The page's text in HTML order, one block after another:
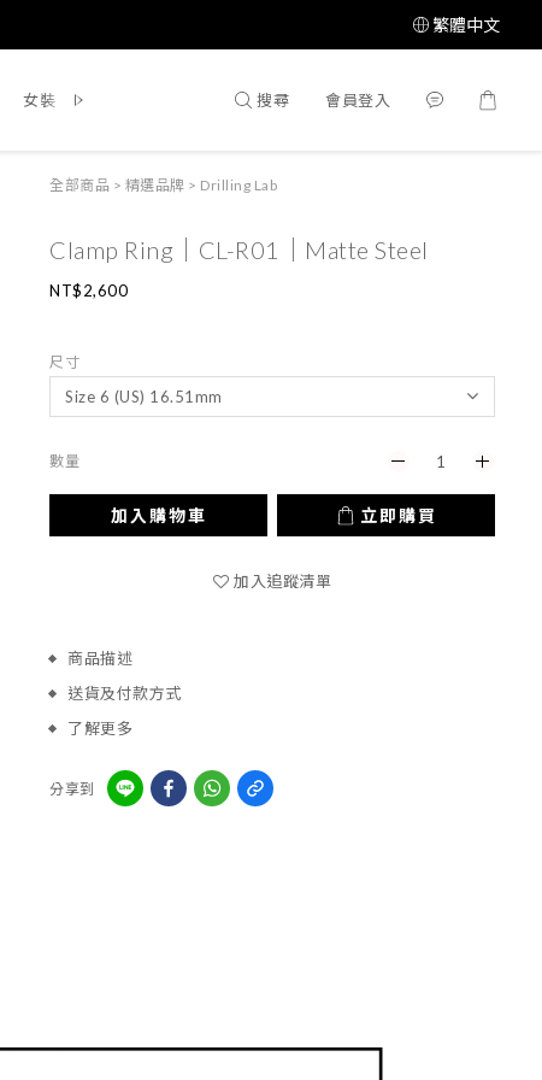
繁體中文
女裝 飾品配件 所有商品
搜尋 會員登入
全部商品 > 精選品牌 > Drilling Lab
Clamp Ring｜CL-R01｜Matte Steel
NT$2,600
尺寸
數量
加入購物車 立即購買
加入追蹤清單
商品描述
送貨及付款方式
了解更多
分享到